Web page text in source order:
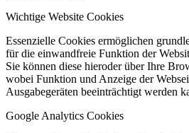
Wichtige Website Cookies
Essenzielle Cookies ermöglichen
für die einwandfreie Funktion der
Sie können diese hieroder über Ihre
wobei Funktion und Anzeige der
Ausgabegeräten beeinträchtigt werden
Google Analytics Cookies